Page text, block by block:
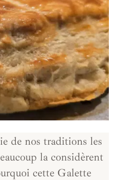
de nos traditions les
la considèrent
cette Galette